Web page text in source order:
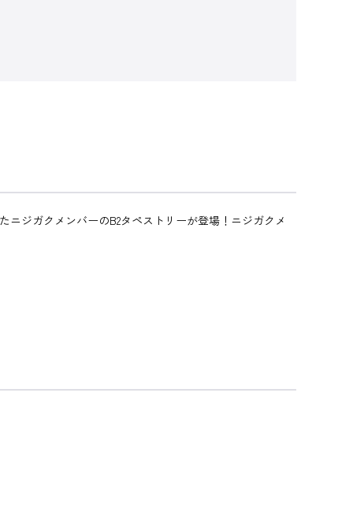
ジガクメンバーのB2タペストリーが登場！ニジガクメ